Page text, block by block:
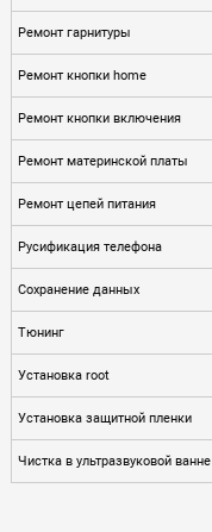
Ремонт гарнитуры
Ремонт кнопки home
Ремонт кнопки включения
Ремонт материнской платы
Ремонт цепей питания
Русификация телефона
Сохранение данных
Тюнинг
Установка root
Установка защитной пленки
Чистка в ультразвуковой ванне